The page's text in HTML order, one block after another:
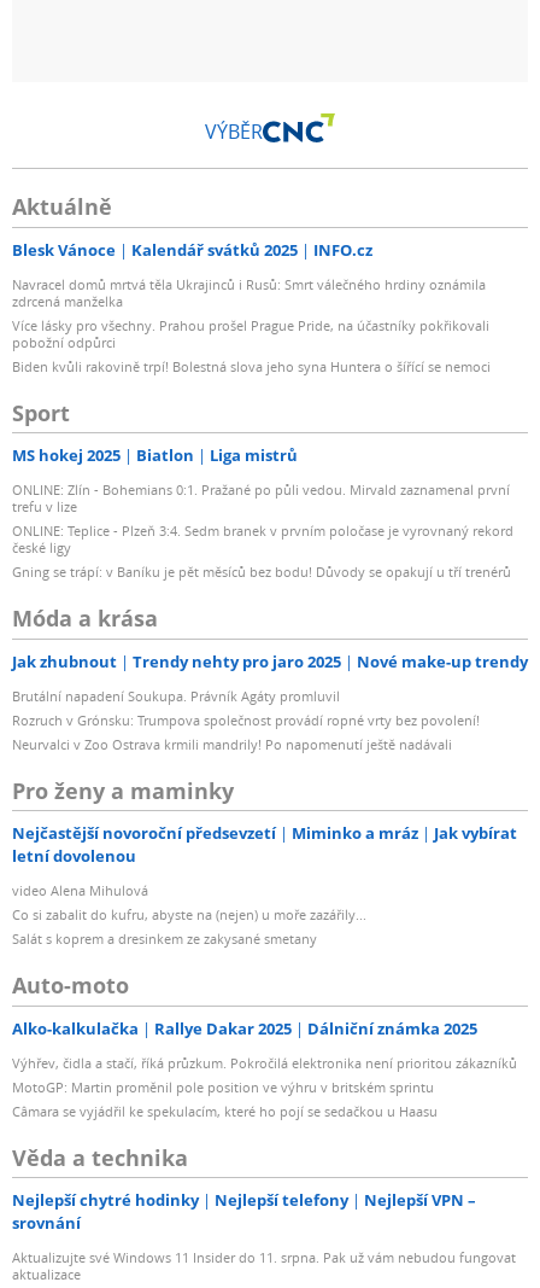
VÝBĚR
Aktuálně
Blesk Vánoce Kalendář svátků 2025 INFO.cz
Navracel domů mrtvá těla Ukrajinců i Rusů: Smrt válečného hrdiny oznámila
zdrcená manželka
Více lásky pro všechny. Prahou prošel Prague Pride, na účastníky pokřikovali
pobožní odpůrci
Biden kvůli rakovině trpí! Bolestná slova jeho syna Huntera o šířící se nemoci
Sport
MS hokej 2025 Biatlon Liga mistrů
ONLINE: Zlín - Bohemians 0:1. Pražané po půli vedou. Mirvald zaznamenal první
trefu v lize
ONLINE: Teplice - Plzeň 3:4. Sedm branek v prvním poločase je vyrovnaný rekord
české ligy
Gning se trápí: v Baníku je pět měsíců bez bodu! Důvody se opakují u tří trenérů
Móda a krása
Jak zhubnout Trendy nehty pro jaro 2025 Nové make-up trendy
Brutální napadení Soukupa. Právník Agáty promluvil
Rozruch v Grónsku: Trumpova společnost provádí ropné vrty bez povolení!
Neurvalci v Zoo Ostrava krmili mandrily! Po napomenutí ještě nadávali
Pro ženy a maminky
Nejčastější novoroční předsevzetí Miminko a mráz
Jak vybírat
letní dovolenou
video Alena Mihulová
Co si zabalit do kufru, abyste na (nejen) u moře zazářily...
Salát s koprem a dresinkem ze zakysané smetany
Auto-moto
Alko-kalkulačka Rallye Dakar 2025 Dálniční známka 2025
Výhřev, čidla a stačí, říká průzkum. Pokročilá elektronika není prioritou zákazníků
MotoGP: Martin proměnil pole position ve výhru v britském sprintu
Câmara se vyjádřil ke spekulacím, které ho pojí se sedačkou u Haasu
Věda a technika
Nejlepší chytré hodinky Nejlepší telefony
Nejlepší VPN –
srovnání
Aktualizujte své Windows 11 Insider do 11. srpna. Pak už vám nebudou fungovat
aktualizace